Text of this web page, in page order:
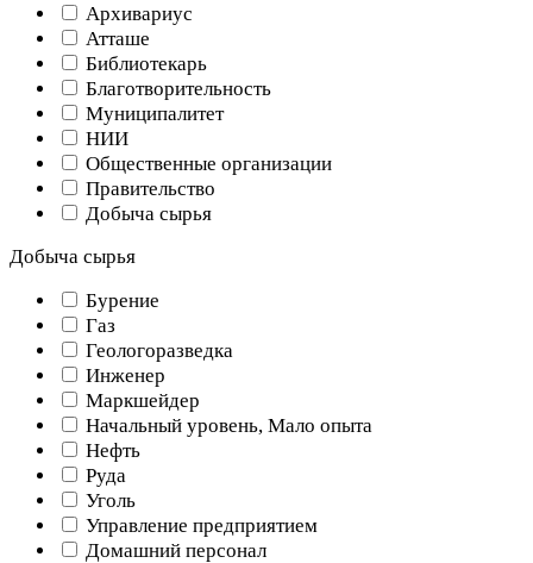
Архивариус
Атташе
Библиотекарь
Благотворительность
Муниципалитет
НИИ
Общественные организации
Правительство
Добыча сырья
Добыча сырья
Бурение
Газ
Геологоразведка
Инженер
Маркшейдер
Начальный уровень, Мало опыта
Нефть
Руда
Уголь
Управление предприятием
Домашний персонал